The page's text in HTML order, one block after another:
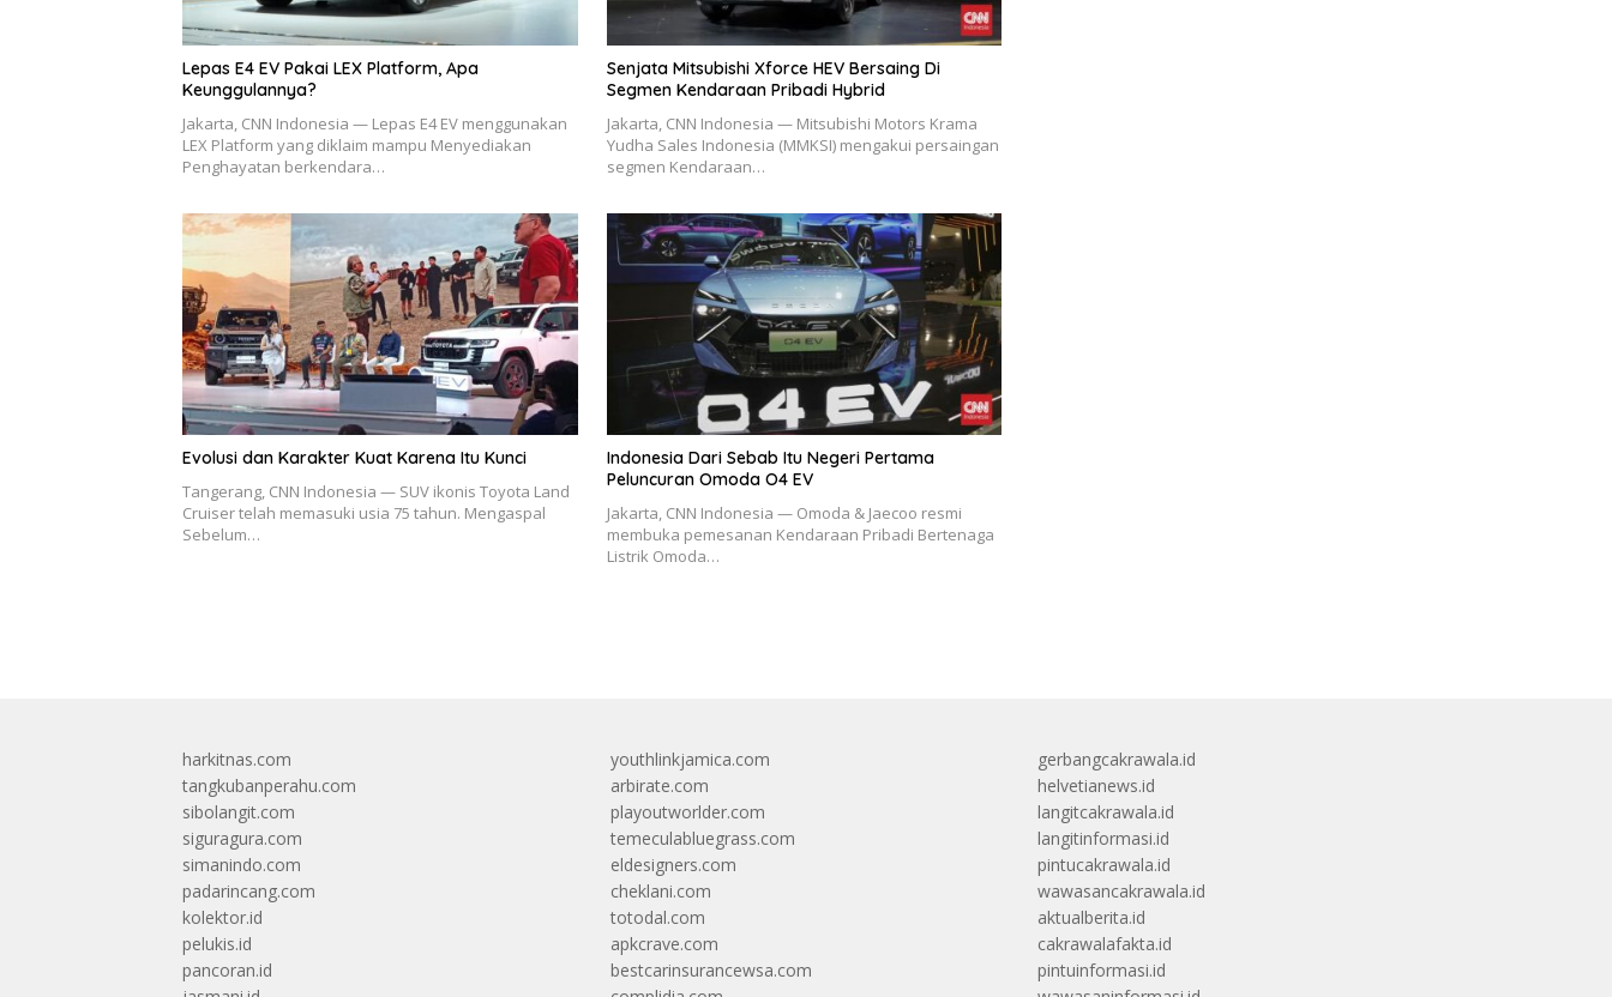
Lepas E4 EV Pakai LEX Platform, Apa
Keunggulannya?
Jakarta, CNN Indonesia — Lepas E4 EV menggunakan
LEX Platform yang diklaim mampu Menyediakan
Penghayatan berkendara…
Senjata Mitsubishi Xforce HEV Bersaing Di
Segmen Kendaraan Pribadi Hybrid
Jakarta, CNN Indonesia — Mitsubishi Motors Krama
Yudha Sales Indonesia (MMKSI) mengakui persaingan
segmen Kendaraan…
Evolusi dan Karakter Kuat Karena Itu Kunci
Tangerang, CNN Indonesia — SUV ikonis Toyota Land
Cruiser telah memasuki usia 75 tahun. Mengaspal
Sebelum…
Indonesia Dari Sebab Itu Negeri Pertama
Peluncuran Omoda O4 EV
Jakarta, CNN Indonesia — Omoda & Jaecoo resmi
membuka pemesanan Kendaraan Pribadi Bertenaga
Listrik Omoda…
harkitnas.com
tangkubanperahu.com
sibolangit.com
siguragura.com
simanindo.com
padarincang.com
kolektor.id
pelukis.id
pancoran.id
youthlinkjamica.com
arbirate.com
playoutworlder.com
temeculabluegrass.com
eldesigners.com
cheklani.com
totodal.com
apkcrave.com
bestcarinsurancewsa.com
gerbangcakrawala.id
helvetianews.id
langitcakrawala.id
langitinformasi.id
pintucakrawala.id
wawasancakrawala.id
aktualberita.id
cakrawalafakta.id
pintuinformasi.id